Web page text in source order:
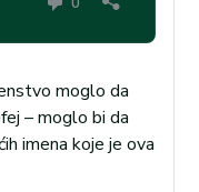
moglo da
– moglo bi da
imena koje je ova